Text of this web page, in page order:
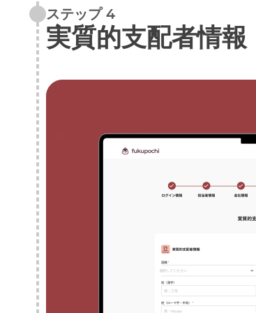
ステップ 4
実質的支配者情報